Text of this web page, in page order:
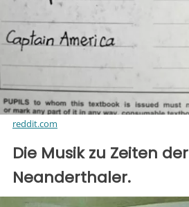
reddit.com
Die Musik zu Zeiten der
Neanderthaler.